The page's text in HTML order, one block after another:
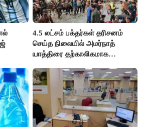
4.5 லட்சம் பக்தர்கள் தரிசனம்
செய்த நிலையில் அமர்நாத்
யாத்திரை தற்காலிகமாக